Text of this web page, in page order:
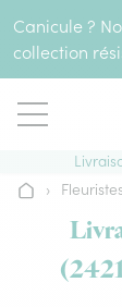
Canicule ?
collection
Accueil
› Fleuristes